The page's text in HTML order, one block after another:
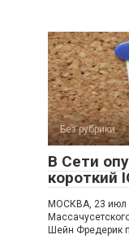
Без рубрики
В Сети
короткий
МОСКВА, 23 июл
Шейн Фредерик